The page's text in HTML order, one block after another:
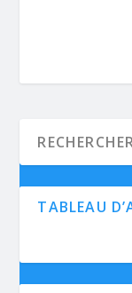
TABLEAU